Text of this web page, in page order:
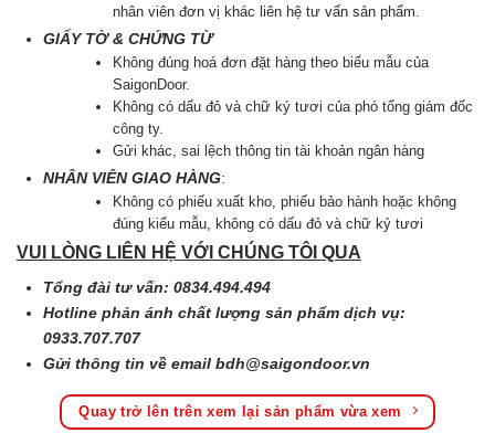
nhân viên đơn vị khác liên hệ tư vấn sản phẩm.
GIẤY TỜ & CHỨNG TỪ
Không đúng hoá đơn đặt hàng theo biểu mẫu của
SaigonDoor.
Không có dấu đỏ và chữ ký tươi của phó tổng giám đốc
công ty.
Gửi khác, sai lệch thông tin tài khoản ngân hàng
NHÂN VIÊN GIAO HÀNG:
Không có phiếu xuất kho, phiếu bảo hành hoặc không
đúng kiểu mẫu, không có dấu đỏ và chữ kỷ tươi
VUI LÒNG LIÊN HỆ VỚI CHÚNG TÔI QUA
Tổng đài tư vấn: 0834.494.494
Hotline phản ánh chất lượng sản phẩm dịch vụ:
0933.707.707
Gửi thông tin về emailbdh@saigondoor.vn
Quay trở lên trên xem lại sản phẩm vừa xem